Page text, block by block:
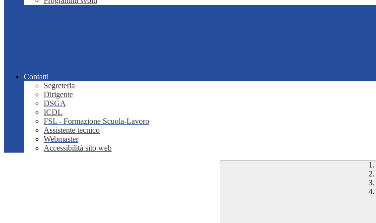
Contatti
Segreteria
Dirigente
DSGA
ICDL
FSL - Formazione Scuola-Lavoro
Assistente tecnico
Webmaster
Accessibilità sito web